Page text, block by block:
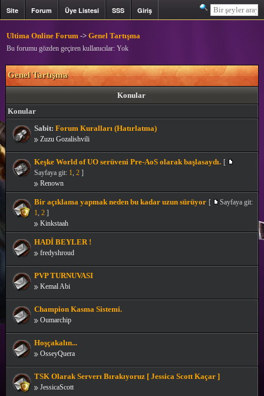
Site Forum Üye Listesi SSS Giriş
Kayıt
Ultima Online Forum-> Genel Tartışma
Bu forumu gözden geçiren kullanıcılar: Yok
Genel Tartışma
Konular
Konular
Sabit: Forum Kuralları (Hatırlatma)
Zuzu Gozalishvili
Keşke World of UO serüveni Pre-AoS olarak başlasaydı. [
Sayfaya git: 1, 2]
Renown
Bir açıklama yapmak neden bu kadar uzun sürüyor [
Sayfaya git:
1, 2]
Kinkstaah
HADİ BEYLER !
fredyshroud
PVP TURNUVASI
Kemal Abi
Champion Kasma Sistemi.
Oumarchip
Hoşçakalın...
OsseyQuera
TSK Olarak Serverı Bırakıyoruz [ Jessica Scott Kaçar ]
JessicaScott